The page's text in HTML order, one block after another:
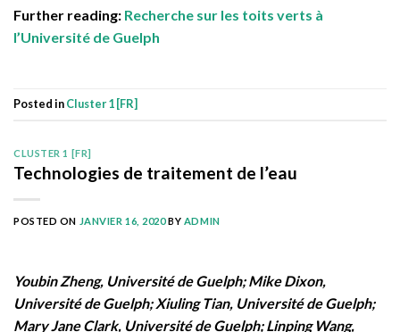
Further reading: Recherche sur les toits verts à
l’Université de Guelph
Posted inCluster 1 [FR]
CLUSTER 1 [FR]
Technologies de traitement de l’eau
POSTED ON JANVIER 16, 2020BY ADMIN
Youbin Zheng, Université de Guelph; Mike Dixon,
Université de Guelph; Xiuling Tian, Université de Guelph;
Mary Jane Clark, Université de Guelph; Linping Wang,